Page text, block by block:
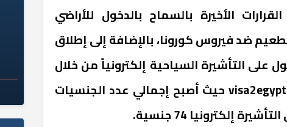
الأخيرة بالسماح بالدخول للأراضي
ضد فيروس كورونا، بالإضافة إلى إطلاق
على التأشيرة السياحية إلكترونياً من خلال
حيث أصبح إجمالي عدد الجنسيات
إلكترونيا 74 جنسية.
«وزارة الآثار»: العُثور على 10 توابيت
مقبرة "باكي"
سلامة الغذاء: 285 ألف طن صادرات
غذائية في أسبوع